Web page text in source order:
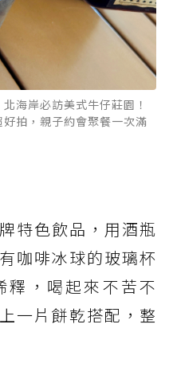
海岸必訪美式牛仔莊園！
拍，親子約會聚餐一次滿
特色飲品，用酒瓶
咖啡冰球的玻璃杯
釋，喝起來不苦不
一片餅乾搭配，整